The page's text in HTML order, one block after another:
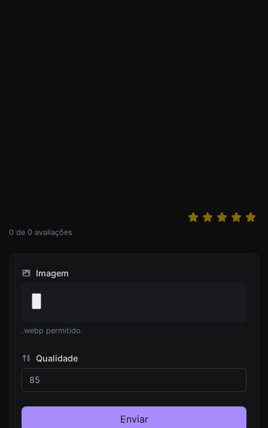
0 de 0 avaliações
Imagem
.webp permitido.
Qualidade
Enviar